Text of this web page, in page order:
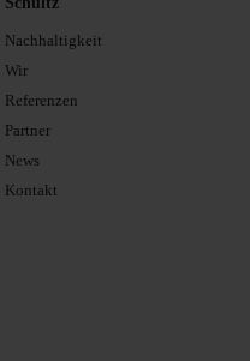
Nachhaltigkeit
Wir
Referenzen
Partner
News
Kontakt